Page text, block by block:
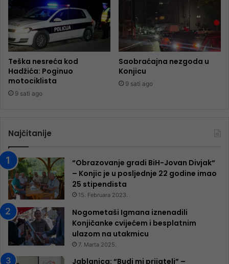
Teška nesreća kod
Hadžića: Poginuo
motociklista
9 sati ago
Saobraćajna nezgoda u
Konjicu
9 sati ago
Najčitanije
“Obrazovanje gradi BiH-Jovan Divjak“
– Konjic je u posljednje 22 godine imao
25 ​​stipendista
15. Februara 2023.
Nogometaši Igmana iznenadili
Konjičanke cvijećem i besplatnim
ulazom na utakmicu
7. Marta 2025.
Jablanica: “Budi mi prijatelj” –